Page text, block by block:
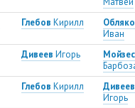
Глебов Кирилл
Иван
Дивеев Игорь
Мойзес
Глебов Кирилл
Дивеев
Игорь